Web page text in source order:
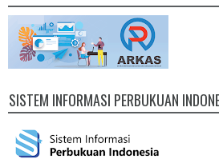
SISTEM INFORMASI PERBUKUAN